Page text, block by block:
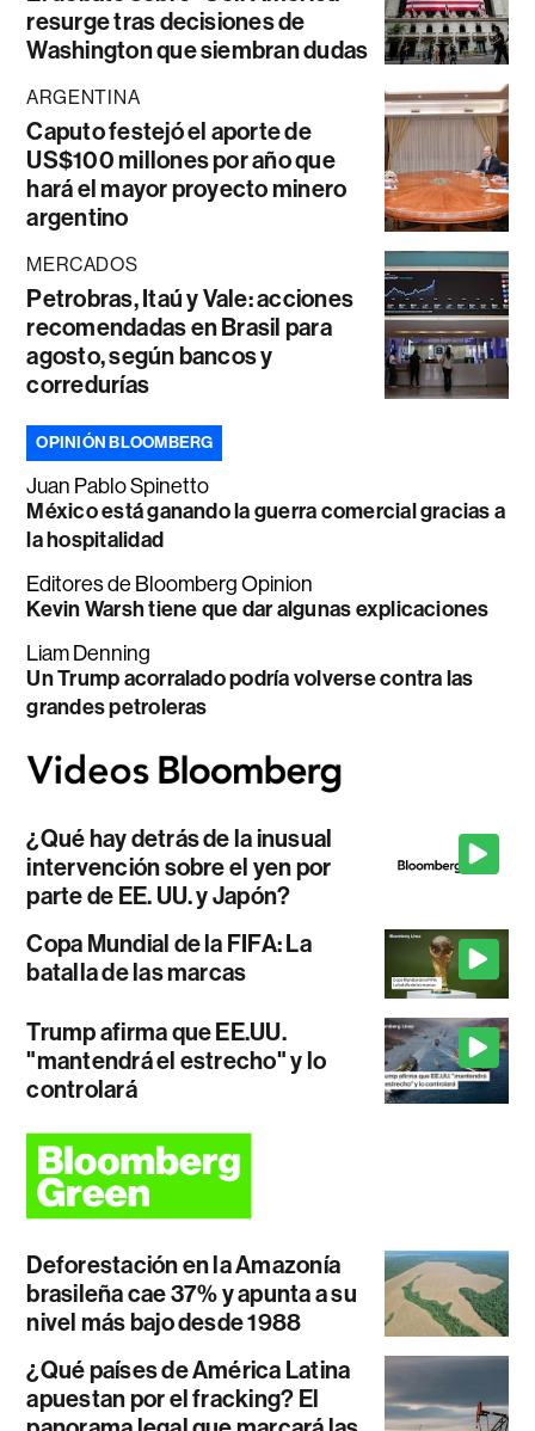
resurge tras decisiones de
Washington que siembran dudas
ARGENTINA
Caputo festejó el aporte de
US$100 millones por año que
hará el mayor proyecto minero
argentino
MERCADOS
Petrobras, Itaú y Vale: acciones
recomendadas en Brasil para
agosto, según bancos y
corredurías
OPINIÓN BLOOMBERG
Juan Pablo Spinetto
México está ganando la guerra comercial gracias a
la hospitalidad
Editores de Bloomberg Opinion
Kevin Warsh tiene que dar algunas explicaciones
Liam Denning
Un Trump acorralado podría volverse contra las
grandes petroleras
¿Qué hay detrás de la inusual
intervención sobre el yen por
parte de EE. UU. y Japón?
Copa Mundial de la FIFA: La
batalla de las marcas
Trump afirma que EE.UU.
"mantendrá el estrecho" y lo
controlará
Deforestación en la Amazonía
brasileña cae 37% y apunta a su
nivel más bajo desde 1988
¿Qué países de América Latina
apuestan por el fracking? El